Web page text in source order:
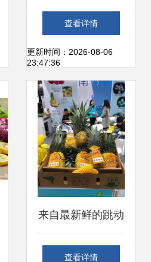
直连终端销售新路
径
查看详情
更新时间：2026-08-06
23:47:36
来自最新鲜的跳动
——2019新零售生
查看详情